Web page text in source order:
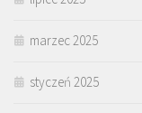
marzec 2025
styczeń 2025